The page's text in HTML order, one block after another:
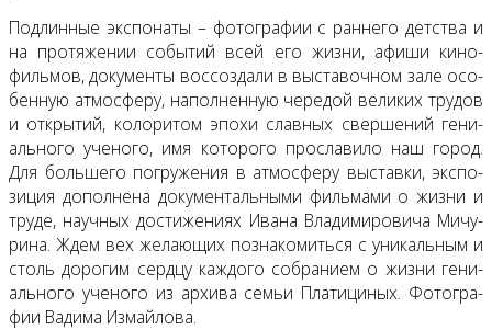
Под­лин­ные экс­по­на­ты – фо­то­гра­фии с ран­не­го дет­ства и
на про­тя­же­нии со­бы­тий всей его жиз­ни, афи­ши ки­но­
филь­мов, до­ку­мен­ты вос­со­зда­ли в вы­ста­воч­ном за­ле осо­
бен­ную ат­мо­сфе­ру, на­пол­нен­ную че­ре­дой ве­ли­ких тру­дов
и от­кры­тий, ко­ло­ри­том эпо­хи слав­ных свер­ше­ний ге­ни­
аль­но­го уче­но­го, имя ко­то­ро­го про­сла­ви­ло наш го­род.
Для боль­ше­го по­гру­же­ния в ат­мо­сфе­ру вы­став­ки, экс­по­
зи­ция до­пол­не­на до­ку­мен­таль­ны­ми филь­ма­ми о жиз­ни и
тру­де, на­уч­ных до­сти­же­ни­ях Ива­на Вла­ди­ми­ро­ви­ча Ми­чу­
ри­на. Ждем вех же­ла­ю­щих по­зна­ко­мить­ся с уни­каль­ным и
столь до­ро­гим серд­цу каж­до­го со­бра­ни­ем о жиз­ни ге­ни­
аль­но­го уче­но­го из ар­хи­ва се­мьи Пла­ти­ци­ных. Фо­то­гра­
фии Ва­ди­ма Из­май­ло­ва.